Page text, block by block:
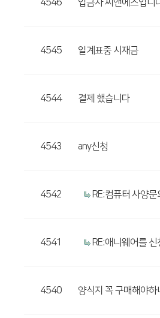
4546 입금자 씨앤에스입니
4545 일계표중 시재금
4544 결제 했습니다
4543 any신청
4542 RE:컴퓨터 사양문
4541 RE:애니웨어를 신
4540 양식지 꼭 구매해야하